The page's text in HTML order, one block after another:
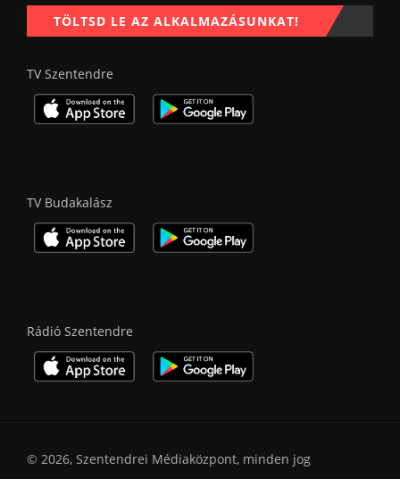
TÖLTSD LE AZ ALKALMAZÁSUNKAT!
TV Szentendre
TV Budakalász
Rádió Szentendre
© 2026, Szentendrei Médiaközpont, minden jog